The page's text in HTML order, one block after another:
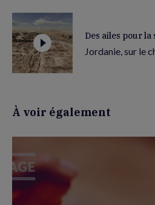
Des ailes pour la
Jordanie, sur le
À voir également